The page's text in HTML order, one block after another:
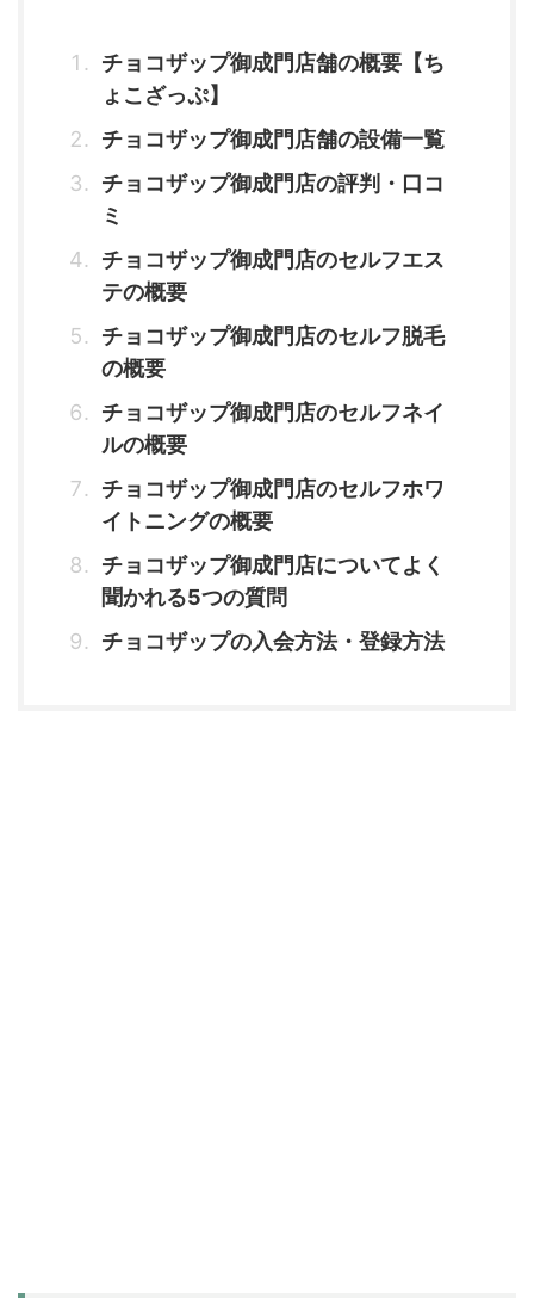
チョコザップ御成門店舗の概要【ち
ょこざっぷ】
チョコザップ御成門店舗の設備一覧
チョコザップ御成門店の評判・口コ
ミ
チョコザップ御成門店のセルフエス
テの概要
チョコザップ御成門店のセルフ脱毛
の概要
チョコザップ御成門店のセルフネイ
ルの概要
チョコザップ御成門店のセルフホワ
イトニングの概要
チョコザップ御成門店についてよく
聞かれる5つの質問
チョコザップの入会方法・登録方法